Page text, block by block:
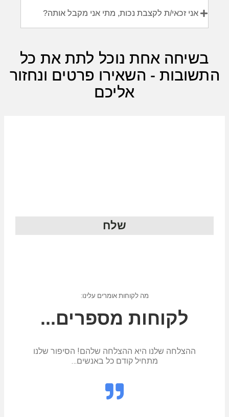
אני זכאי/ת לקצבת נכות, מתי אני מקבל אותה?
בשיחה אחת נוכל לתת את כל
התשובות - השאירו פרטים ונחזור
אליכם
שלח
מה לקוחות אומרים עלינו:
לקוחות מספרים...
ההצלחה שלנו היא ההצלחה שלהם! הסיפור שלנו
מתחיל קודם כל באנשים…